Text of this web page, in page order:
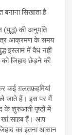
सिखाता है
की अनुमति
आक्रमण के समय
इस्लाम में वैध नहीं
को जिहाद छेड़ने की
कई ग़लतफ़हमियां
जाते हैं। इस पर मैं
के शुरुआती पृष्ठों में
खां साहब हैं। आप
का इतना आसान